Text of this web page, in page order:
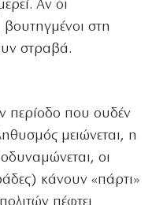
Αν οι
στη
στραβά.
περίοδο που ουδέν
μειώνεται, η
οι
κάνουν «πάρτι»